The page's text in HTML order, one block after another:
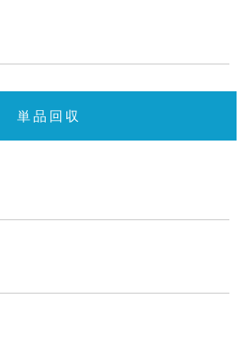
単品回収